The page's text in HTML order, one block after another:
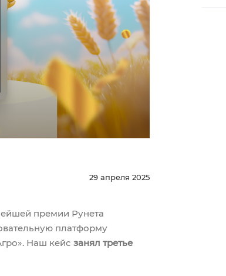
29 апреля 2025
премии Рунета
платформу
Наш кейс занял третье